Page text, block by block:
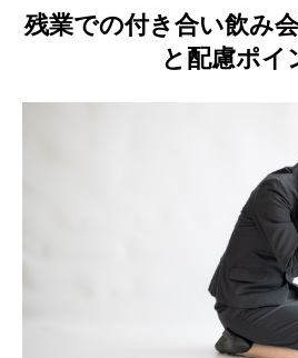
残業での付き合い飲み
と配慮ポイ